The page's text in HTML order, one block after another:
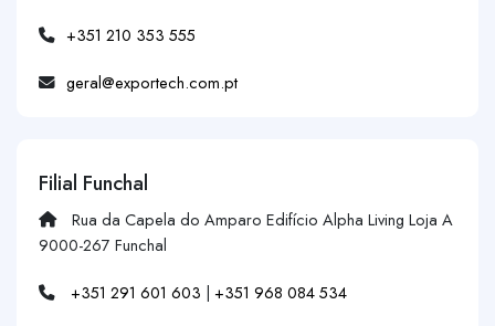
+351 210 353 555
geral@exportech.com.pt
Filial Funchal
Rua da Capela do Amparo Edifício Alpha Living Loja A
9000-267 Funchal
+351 291 601 603 | +351 968 084 534